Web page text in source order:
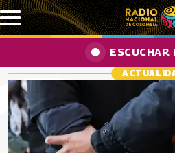
Pasar al contenido principal
ESCUCHAR